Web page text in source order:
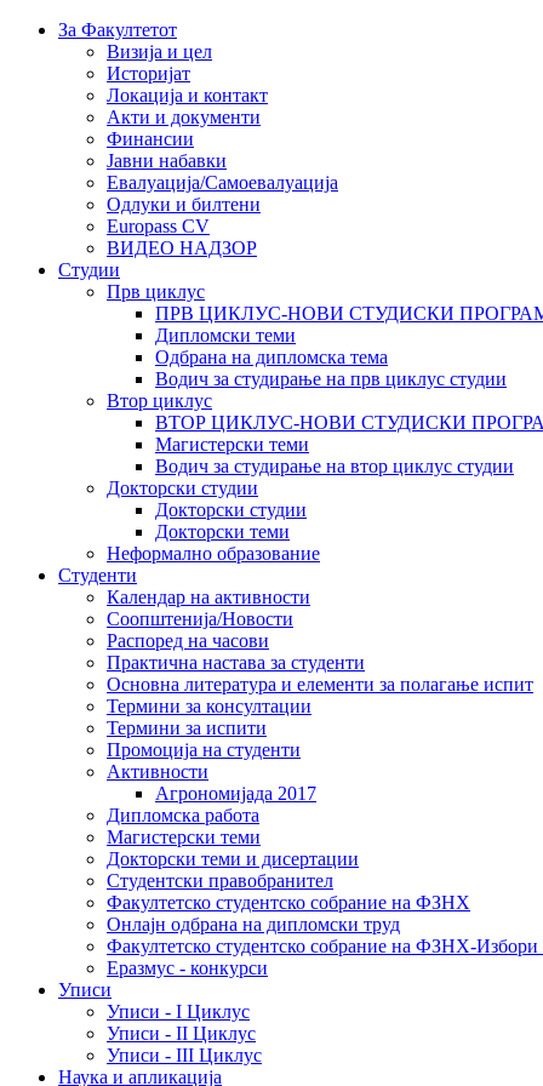
За Факултетот
Визија и цел
Историјат
Локација и контакт
Акти и документи
Финансии
Јавни набавки
Евалуација/Самоевалуација
Одлуки и билтени
Europass CV
ВИДЕО НАДЗОР
Студии
Прв циклус
ПРВ ЦИКЛУС-НОВИ СТУДИСКИ
Дипломски теми
Одбрана на дипломска тема
Водич за студирање на прв циклус студии
Втор циклус
ВТОР ЦИКЛУС-НОВИ СТУДИСКИ
Магистерски теми
Водич за студирање на втор циклус студии
Докторски студии
Докторски студии
Докторски теми
Неформално образование
Студенти
Календар на активности
Соопштенија/Новости
Распоред на часови
Практична настава за студенти
Основна литература и елементи за полагање испит
Термини за консултации
Термини за испити
Промоција на студенти
Активности
Агрономијада 2017
Дипломска работа
Магистерски теми
Докторски теми и дисертации
Студентски правобранител
Факултетско студентско собрание на ФЗНХ
Онлајн одбрана на дипломски труд
Факултетско студентско собрание на ФЗНХ-
Еразмус - конкурси
Уписи
Уписи - I Циклус
Уписи - II Циклус
Уписи - III Циклус
Наука и апликација